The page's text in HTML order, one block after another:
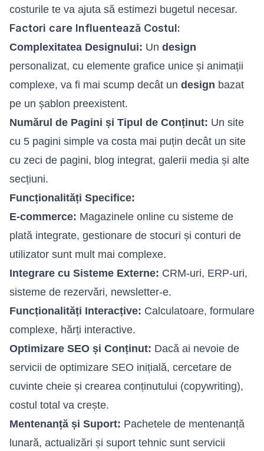
costurile te va ajuta să estimezi bugetul necesar.
Factori care Influentează Costul:
Complexitatea Designului: Un design
personalizat, cu elemente grafice unice și animații
complexe, va fi mai scump decât un design bazat
pe un șablon preexistent.
Numărul de Pagini și Tipul de Conținut: Un site
cu 5 pagini simple va costa mai puțin decât un site
cu zeci de pagini, blog integrat, galerii media și alte
secțiuni.
Funcționalități Specifice:
E-commerce: Magazinele online cu sisteme de
plată integrate, gestionare de stocuri și conturi de
utilizator sunt mult mai complexe.
Integrare cu Sisteme Externe: CRM-uri, ERP-uri,
sisteme de rezervări, newsletter-e.
Funcționalități Interacțive: Calculatoare, formulare
complexe, hărți interactive.
Optimizare SEO și Conținut: Dacă ai nevoie de
servicii de optimizare SEO inițială, cercetare de
cuvinte cheie și crearea conținutului (copywriting),
costul total va crește.
Mentenanță și Suport: Pachetele de mentenanță
lunară, actualizări și suport tehnic sunt servicii